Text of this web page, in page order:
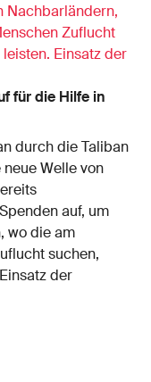
Nachbarländern,
Zuflucht
Einsatz der
für die Hilfe in
durch die Taliban
Welle von
auf, um
wo die am
suchen,
der